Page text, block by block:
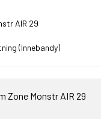
AIR 29
(Innebandy)
Zone Monstr AIR 29